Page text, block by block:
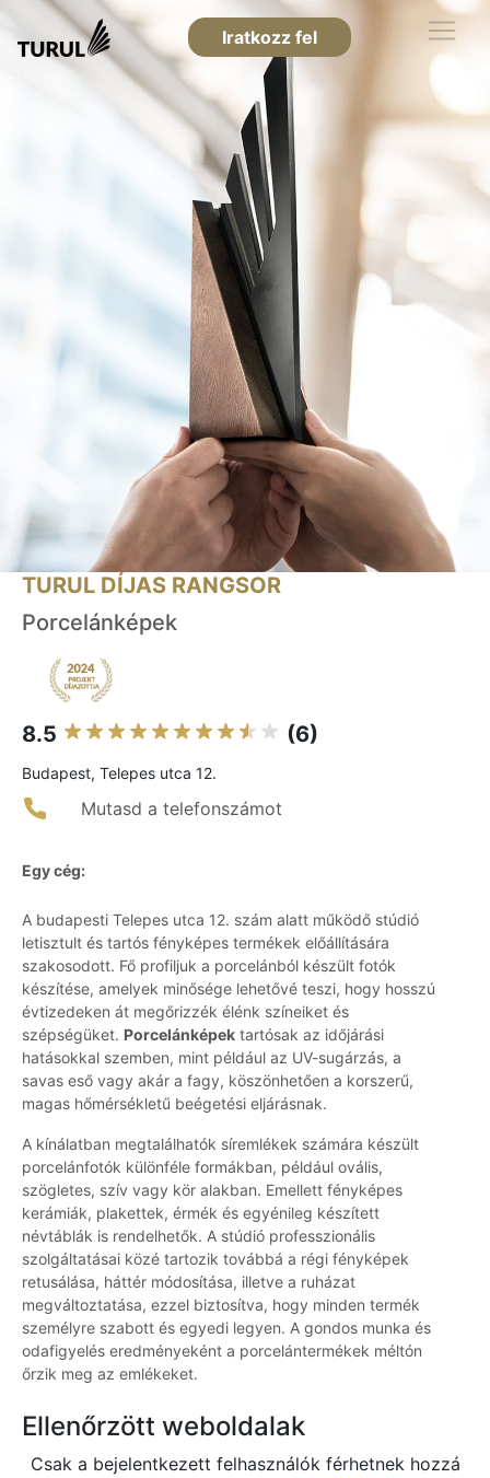
Iratkozz fel
TURUL DÍJAS RANGSOR
Porcelánképek
8.5 (6)
Budapest, Telepes utca 12.
Mutasd a telefonszámot
Egy cég:
A budapesti Telepes utca 12. szám alatt működő stúdió
letisztult és tartós fényképes termékek előállítására
szakosodott. Fő profiljuk a porcelánból készült fotók
készítése, amelyek minősége lehetővé teszi, hogy hosszú
évtizedeken át megőrizzék élénk színeiket és
szépségüket. Porcelánképek tartósak az időjárási
hatásokkal szemben, mint például az UV-sugárzás, a
savas eső vagy akár a fagy, köszönhetően a korszerű,
magas hőmérsékletű beégetési eljárásnak.
A kínálatban megtalálhatók síremlékek számára készült
porcelánfotók különféle formákban, például ovális,
szögletes, szív vagy kör alakban. Emellett fényképes
kerámiák, plakettek, érmék és egyénileg készített
névtáblák is rendelhetők. A stúdió professzionális
szolgáltatásai közé tartozik továbbá a régi fényképek
retusálása, háttér módosítása, illetve a ruházat
megváltoztatása, ezzel biztosítva, hogy minden termék
személyre szabott és egyedi legyen. A gondos munka és
odafigyelés eredményeként a porcelántermékek méltón
őrzik meg az emlékeket.
Ellenőrzött weboldalak
Csak a bejelentkezett felhasználók férhetnek hozzá